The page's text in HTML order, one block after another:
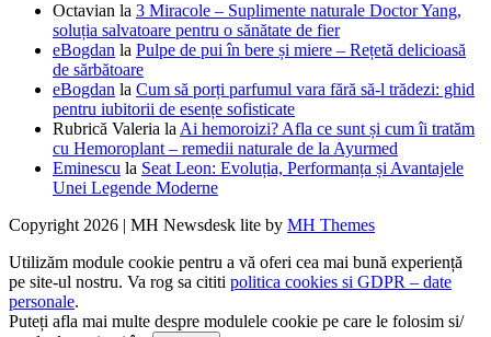
Octavian la 3 Miracole – Suplimente naturale Doctor Yang,
soluția salvatoare pentru o sănătate de fier
eBogdan la Pulpe de pui în bere și miere – Rețetă delicioasă
de sărbătoare
eBogdan la Cum să porți parfumul vara fără să-l trădezi: ghid
pentru iubitorii de esențe sofisticate
Rubrică Valeria la Ai hemoroizi? Afla ce sunt și cum îi tratăm
cu Hemoroplant – remedii naturale de la Ayurmed
Eminescu la Seat Leon: Evoluția, Performanța și Avantajele
Unei Legende Moderne
Copyright 2026 | MH Newsdesk lite by MH Themes
Utilizăm module cookie pentru a vă oferi cea mai bună experiență
pe site-ul nostru. Va rog sa cititi politica cookies si GDPR – date
personale.
Puteți afla mai multe despre modulele cookie pe care le folosim si/